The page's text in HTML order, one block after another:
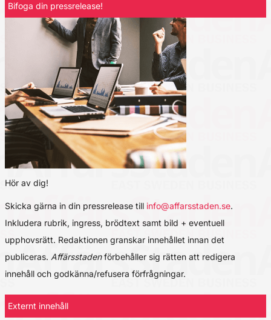
Bifoga din pressrelease!
Hör av dig!
Skicka gärna in din pressrelease till info@affarsstaden.se.
Inkludera rubrik, ingress, brödtext samt bild + eventuell
upphovsrätt. Redaktionen granskar innehållet innan det
publiceras. Affärsstadenförbehåller sig rätten att redigera
innehåll och godkänna/refusera förfrågningar.
Externt innehåll